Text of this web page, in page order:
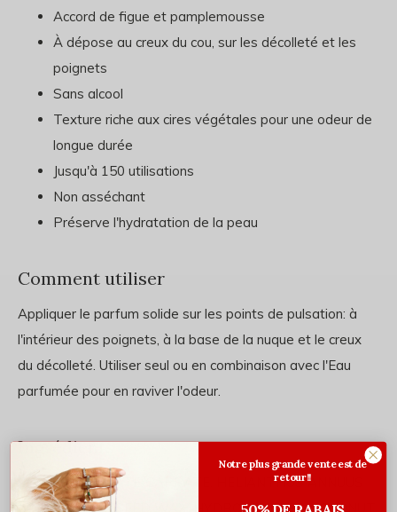
Accord de figue et pamplemousse
À dépose au creux du cou, sur les décolleté et les
poignets
Sans alcool
Texture riche aux cires végétales pour une odeur de
longue durée
Jusqu'à 150 utilisations
Non asséchant
Préserve l'hydratation de la peau
Comment utiliser
Appliquer le parfum solide sur les points de pulsation: à
l'intérieur des poignets, à la base de la nuque et le creux
du décolleté. Utiliser seul ou en combinaison avec l'Eau
parfumée pour en raviver l'odeur.
Ingrédients
COCO-CAPRYLATE/CAPRATE. HELIANTHUS ANNUUS
(SUNFLOWER) SEED WAX. HYDROGENATED COCONUT
Notre plus grande vente est de
retour!!